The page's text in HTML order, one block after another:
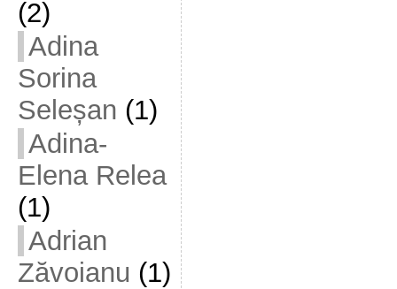
(2)
Adina
Sorina
Seleșan (1)
Adina-
Elena Relea
(1)
Adrian
Zăvoianu (1)